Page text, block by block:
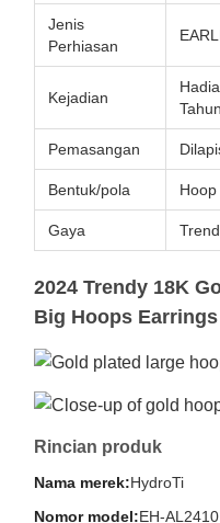
Jenis
Perhiasan
Kejadian
Pemasangan
Bentuk/pola Hoop
Gaya
2024 Trendy 18K
Big Hoops Earrings
Rincian produk
Nama merek:HydroTi
Nomor model:EH-